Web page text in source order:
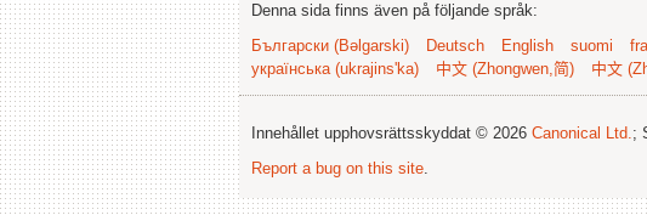
Denna sida finns även på följande språk:
Български (Bəlgarski)
Deutsch English suomi
українська (ukrajins'ka)
中文 (Zhongwen,简) 中文
Innehållet upphovsrättsskyddat © 2026 Canonical Ltd.;
Report a bug on this site.